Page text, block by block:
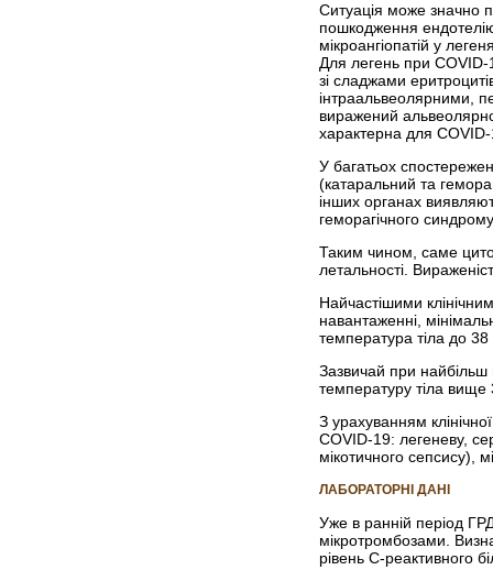
Ситуація може значно
пошкодження
мікроангіопатій у
Для легень при COVID-
зі сладжами
інтраальвеолярними,
виражений
характерна для
У багатьох
(катаральний та
інших органах
геморагічного
Таким чином, саме
летальності.
Найчастішими
навантаженні,
температура тіла до
Зазвичай при
температуру тіла вище
З урахуванням
COVID-19: легеневу,
мікотичного сепсису),
ЛАБОРАТОРНІ ДАНІ
Уже в ранній період
мікротромбозами.
рівень С-реактивного